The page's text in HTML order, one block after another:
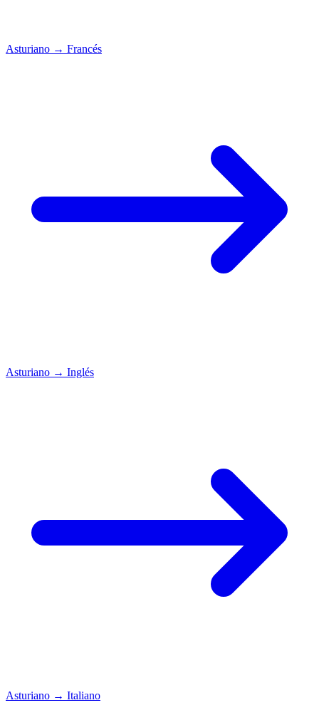
Asturiano → Francés
Asturiano → Inglés
Asturiano → Italiano